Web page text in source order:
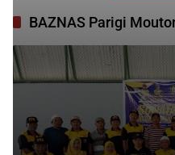
BAZNAS Parigi